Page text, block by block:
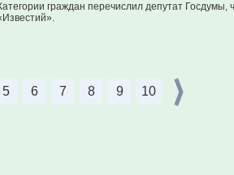
граждан перечислил депутат
5 6 7 8 9 10